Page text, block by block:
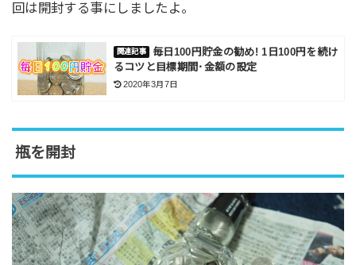
回は開封する事にしましたよ。
毎日100円貯金の勧め! 1日100円を続け
るコツと目標期間･金額の設定
2020年3月7日
瓶を開封